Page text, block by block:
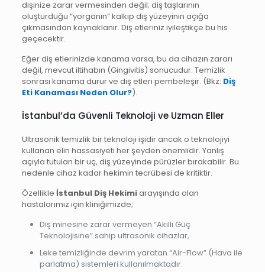
dişinize zarar vermesinden değil; diş taşlarının
oluşturduğu “yorganın” kalkıp diş yüzeyinin açığa
çıkmasından kaynaklanır. Diş etleriniz iyileştikçe bu his
geçecektir.
Eğer diş etlerinizde kanama varsa, bu da cihazın zararı
değil, mevcut iltihabın (Gingivitis) sonucudur. Temizlik
sonrası kanama durur ve diş etleri pembeleşir. (Bkz: Diş
Eti Kanaması Neden Olur?).
İstanbul’da Güvenli Teknoloji ve Uzman Eller
Ultrasonik temizlik bir teknoloji işidir ancak o teknolojiyi
kullanan elin hassasiyeti her şeyden önemlidir. Yanlış
açıyla tutulan bir uç, diş yüzeyinde pürüzler bırakabilir. Bu
nedenle cihaz kadar hekimin tecrübesi de kritiktir.
Özellikle İstanbul Diş Hekimiarayışında olan
hastalarımız için kliniğimizde;
Diş minesine zarar vermeyen “Akıllı Güç
Teknolojisine” sahip ultrasonik cihazlar,
Leke temizliğinde devrim yaratan “Air-Flow” (Hava ile
parlatma) sistemleri kullanılmaktadır.